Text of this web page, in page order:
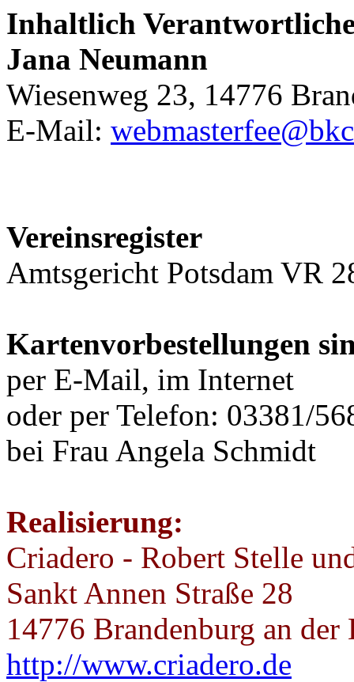
Inhaltlich
Jana Neumann
Wiesenweg 23, 14776
E-Mail:
Vereinsregister
Amtsgericht Potsdam VR
Kartenvorbestellungen
per E-Mail, im Internet
oder per Telefon: 03381/
bei Frau Angela Schmidt
Realisierung:
Criadero - Robert Stelle
Sankt Annen Straße 28
14776 Brandenburg an der
http://www.criadero.de